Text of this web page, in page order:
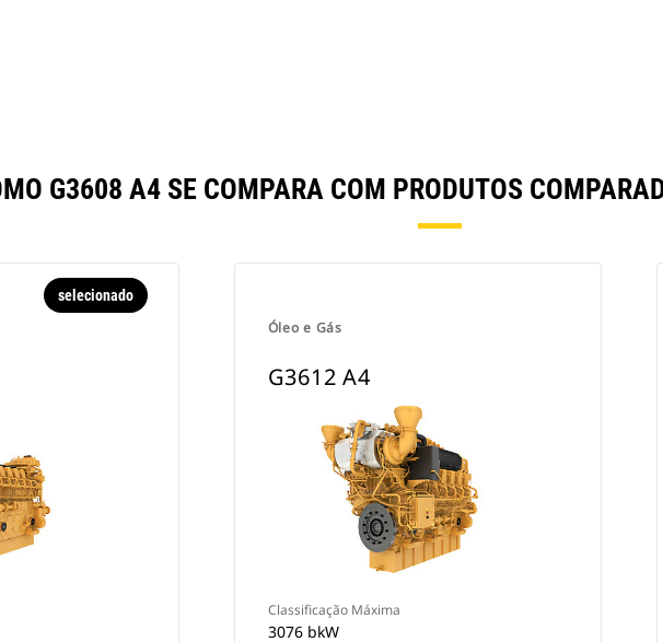
G3608 A4 SE COMPARA COM PRODUTOS
selecionado
Óleo e Gás
G3612 A4
Classificação Máxima
3076 bkW